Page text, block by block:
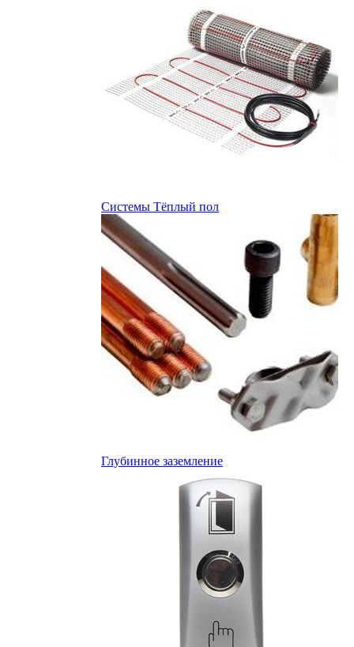
Системы Тёплый пол
Глубинное заземление